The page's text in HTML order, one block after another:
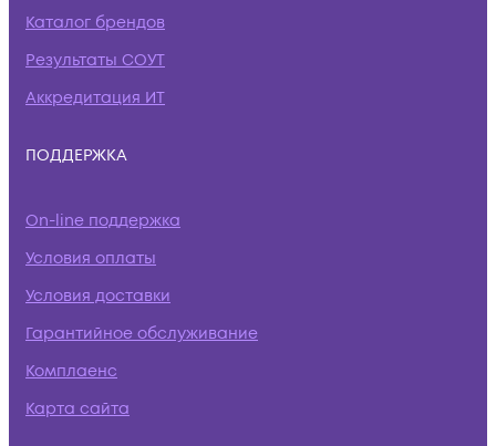
Каталог брендов
Результаты СОУТ
Аккредитация ИТ
ПОДДЕРЖКА
On-line поддержка
Условия оплаты
Условия доставки
Гарантийное обслуживание
Комплаенс
Карта сайта